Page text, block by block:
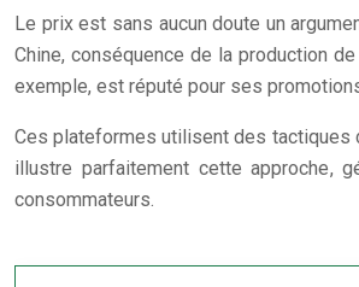
Le prix est sans aucun doute un
Chine, conséquence de la production
exemple, est réputé pour ses
Ces plateformes utilisent des tactiques
illustre parfaitement cette approche,
consommateurs.